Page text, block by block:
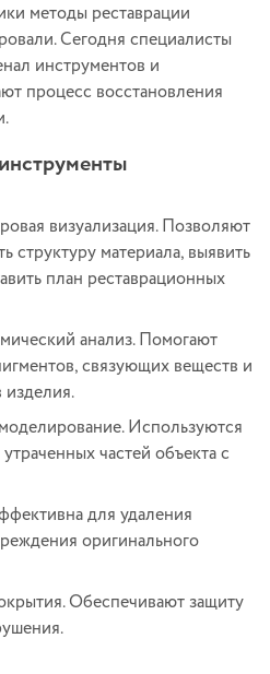
методы реставрации
Сегодня специалисты
инструментов и
процесс восстановления
визуализация. Позволяют
структуру материала, выявить
план реставрационных
анализ. Помогают
связующих веществ и
Используются
частей объекта с
для удаления
оригинального
Обеспечивают защиту